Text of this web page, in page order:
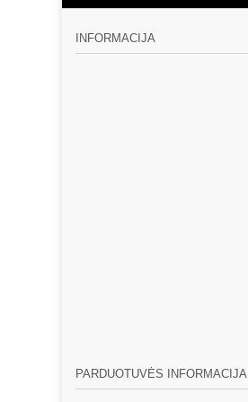
INFORMACIJA
PARDUOTUVĖS INFORMACIJA